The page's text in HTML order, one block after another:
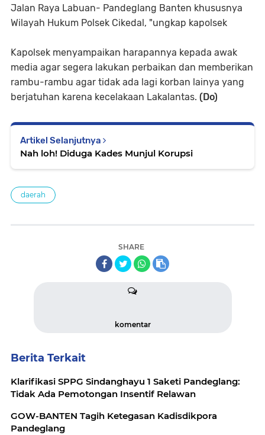
Jalan Raya Labuan- Pandeglang Banten khususnya
Wilayah Hukum Polsek Cikedal, "ungkap kapolsek
Kapolsek menyampaikan harapannya kepada awak
media agar segera lakukan perbaikan dan memberikan
rambu-rambu agar tidak ada lagi korban lainya yang
berjatuhan karena kecelakaan Lakalantas. (Do)
Artikel Selanjutnya
Nah loh! Diduga Kades Munjul Korupsi
daerah
SHARE
komentar
Berita Terkait
Klarifikasi SPPG Sindanghayu 1 Saketi Pandeglang:
Tidak Ada Pemotongan Insentif Relawan
GOW-BANTEN Tagih Ketegasan Kadisdikpora
Pandeglang